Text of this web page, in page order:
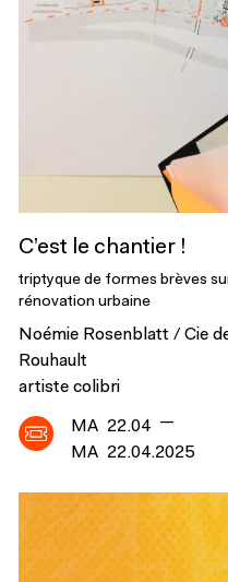
C’est le chantier !
triptyque de formes brèves
rénovation urbaine
Noémie Rosenblatt / Cie
Rouhault
artiste colibri
MA 22.04 —
MA 22.04.2025